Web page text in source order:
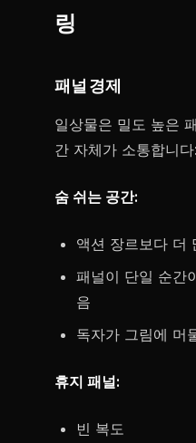
링
패널 경제
일상물은 밀도 높은
간 자체가 소통합니다:
숨 쉬는 공간:
액션 장르보다 더
패널이 단일 순간
음
독자가 그림에 머
휴지 패널:
빈 복도